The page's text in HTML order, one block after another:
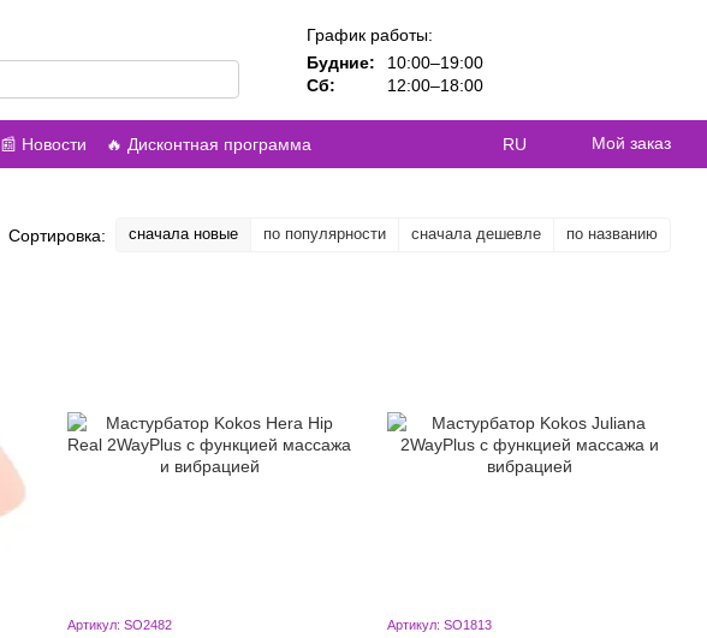
График работы:
Будние:
10:00–19:00
Сб:
12:00–18:00
📰 Новости
🔥 Дисконтная программа
RU Мой заказ
Сортировка: сначала новые по популярности сначала дешевле по названию
Артикул: SO2482 Артикул: SO1813